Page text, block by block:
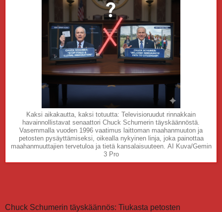
Kaksi aikakautta, kaksi totuutta: Televisioruudut rinnakkain
havainnollistavat senaattori Chuck Schumerin täyskäännöstä.
Vasemmalla vuoden 1996 vaatimus laittoman maahanmuuton ja
petosten pysäyttämiseksi, oikealla nykyinen linja, joka painottaa
maahanmuuttajien tervetuloa ja tietä kansalaisuuteen. AI Kuva/Gemin
3 Pro
Chuck Schumerin täyskäännös: Tiukasta petosten